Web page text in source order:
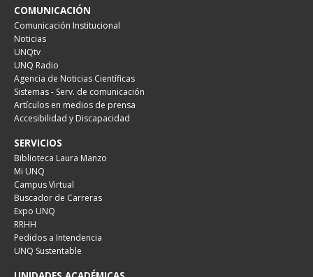
COMUNICACIÓN
Comunicación Institucional
Noticias
UNQtv
UNQ Radio
Agencia de Noticias Científicas
Sistemas - Serv. de comunicación
Artículos en medios de prensa
Accesibilidad y Discapacidad
SERVICIOS
Biblioteca Laura Manzo
Mi UNQ
Campus Virtual
Buscador de Carreras
Expo UNQ
RRHH
Pedidos a Intendencia
UNQ Sustentable